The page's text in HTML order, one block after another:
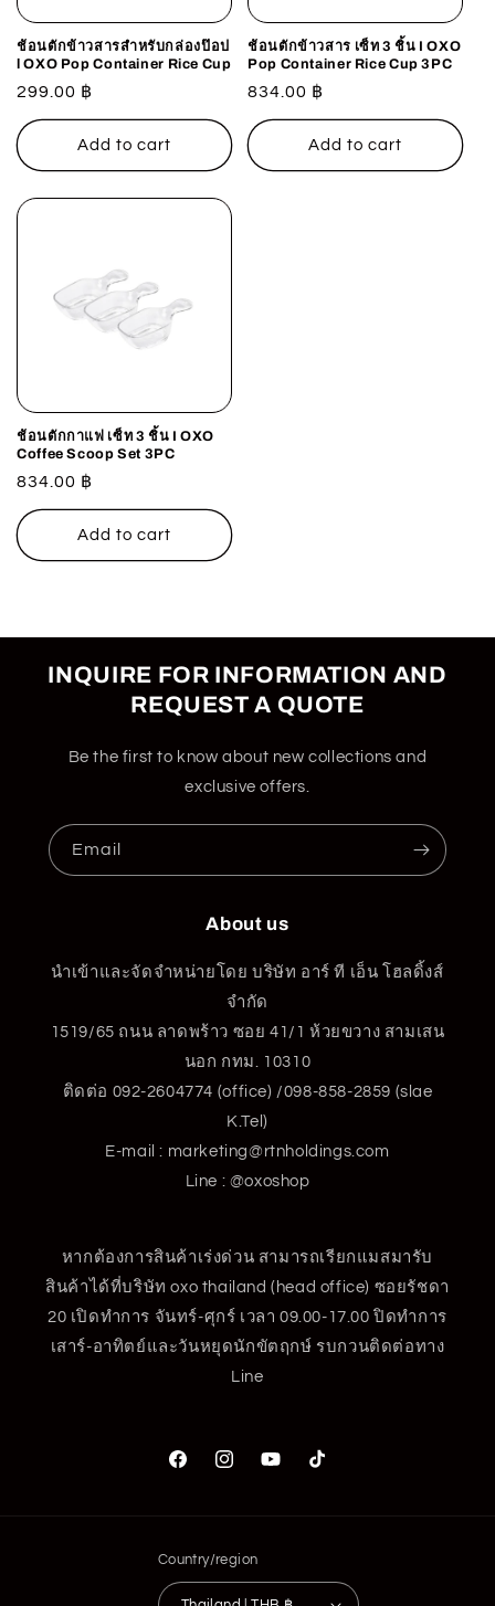
ช้อนตักข้าวสารสำหรับกล่องป๊อป
l OXO Pop Container Rice Cup
Regular
price
299.00 ฿
Add to cart
ช้อนตักข้าวสาร เซ็ท 3 ชิ้น I OXO
Pop Container Rice Cup 3PC
Regular
price
834.00 ฿
Add to cart
ช้อนตักกาแฟ เซ็ท 3 ชิ้น I OXO
Coffee Scoop Set 3PC
Regular
price
834.00 ฿
Add to cart
INQUIRE FOR INFORMATION AND
REQUEST A QUOTE
Be the first to know about new collections and
exclusive offers.
Email
About us
นำเข้าและจัดจำหน่ายโดย บริษัท อาร์ ที เอ็น โฮลดิ้งส์
จำกัด
1519/65 ถนน ลาดพร้าว ซอย 41/1 ห้วยขวาง สามเสน
นอก กทม. 10310
ติดต่อ 092-2604774 (office) /098-858-2859 (slae
K.Tel)
E-mail : marketing@rtnholdings.com
Line : @oxoshop
หากต้องการสินค้าเร่งด่วน สามารถเรียกแมสมารับ
สินค้าได้ที่บริษัท oxo thailand (head office) ซอยรัชดา
20 เปิดทำการ จันทร์-ศุกร์ เวลา 09.00-17.00 ปิดทำการ
เสาร์-อาทิตย์และวันหยุดนักขัตฤกษ์ รบกวนติดต่อทาง
Line
FacebookInstagramYouTubeTikTok
Country/region